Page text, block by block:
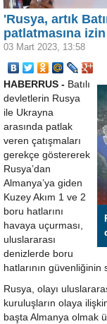
'Rusya, artık
patlatmasına
03 Mart 2023, 13:58
HABERRUS - Batılı
devletlerin Rusya
ile Ukrayna
arasında patlak
veren çatışmaları
gerekçe göstererek
Rusya’dan
Almanya’ya giden
Kuzey Akım 1 ve 2
boru hatlarını
havaya uçurması,
uluslararası
denizlerde boru
hatlarının güvenliğinin
Rusya, olayı
kuruluşların olaya
başta Almanya olmak